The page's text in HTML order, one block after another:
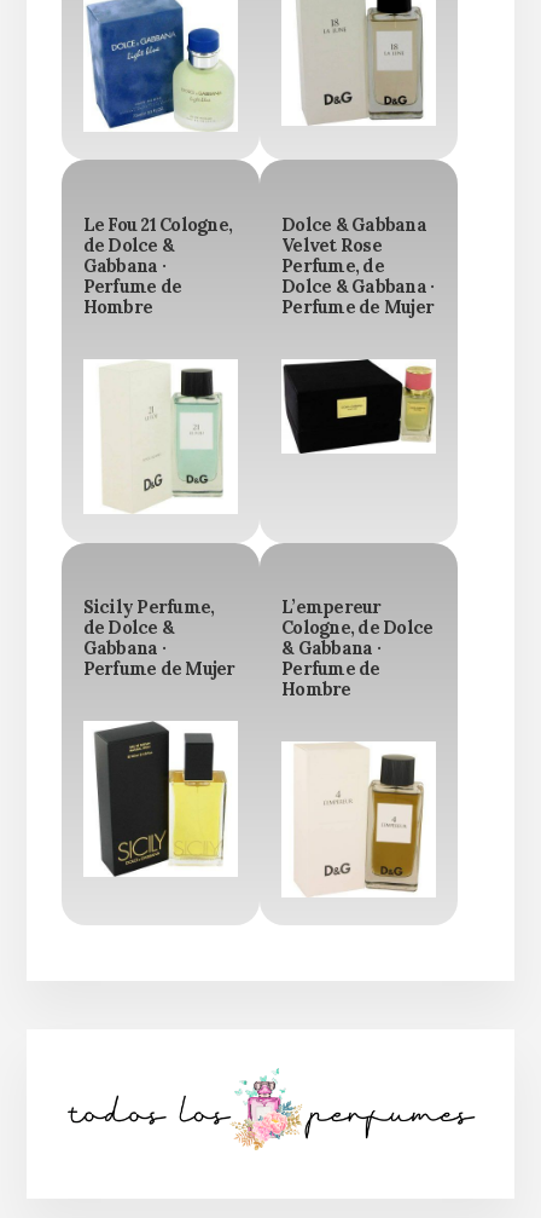
Le Fou 21 Cologne,
de Dolce &
Gabbana ·
Perfume de
Hombre
Dolce & Gabbana
Velvet Rose
Perfume, de
Dolce & Gabbana ·
Perfume de Mujer
Sicily Perfume,
de Dolce &
Gabbana ·
Perfume de Mujer
L’empereur
Cologne, de Dolce
& Gabbana ·
Perfume de
Hombre
lateral